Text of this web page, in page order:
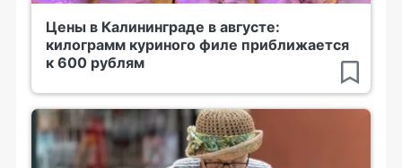
Цены в Калининграде в августе:
килограмм куриного филе приближается
к 600 рублям